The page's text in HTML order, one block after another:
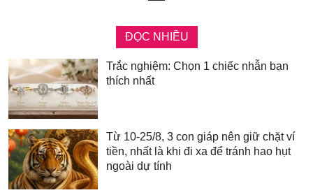
ĐỌC NHIỀU
Trắc nghiệm: Chọn 1 chiếc nhẫn bạn
thích nhất
Từ 10-25/8, 3 con giáp nên giữ chặt ví
tiền, nhất là khi đi xa để tránh hao hụt
ngoài dự tính